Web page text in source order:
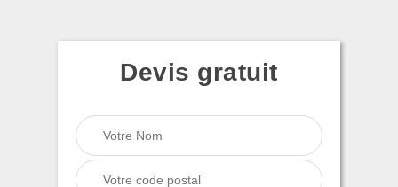
Devis gratuit